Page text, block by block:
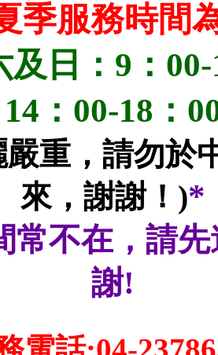
季服務時間
及日：9：
14：00-18：
重，請勿於
來，謝謝！)*
常不在，請
謝!